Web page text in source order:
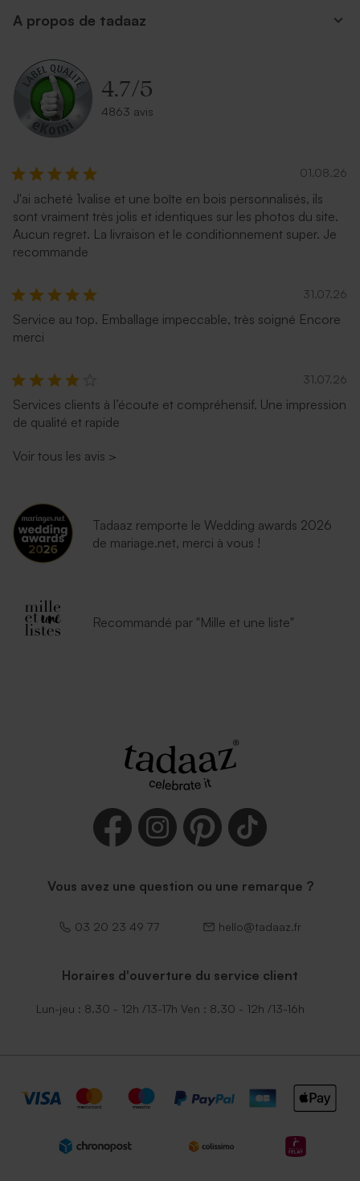
A propos de tadaaz
4.7/5
4863 avis
01.08.26
J'ai acheté 1valise et une boîte en bois personnalisés, ils
sont vraiment très jolis et identiques sur les photos du site.
Aucun regret. La livraison et le conditionnement super. Je
recommande
31.07.26
Service au top. Emballage impeccable, très soigné Encore
merci
31.07.26
Services clients à l’écoute et compréhensif. Une impression
de qualité et rapide
Voir tous les avis >
Tadaaz remporte le Wedding awards 2026
de mariage.net, merci à vous !
Recommandé par "Mille et une liste"
Vous avez une question ou une remarque ?
03 20 23 49 77 hello@tadaaz.fr
Horaires d'ouverture du service client
Lun-jeu : 8.30 - 12h /13-17h Ven : 8.30 - 12h /13-16h